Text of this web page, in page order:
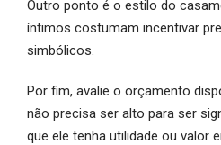
Outro ponto é o estilo do
íntimos costumam incentivar
simbólicos.
Por fim, avalie o orçamento
não precisa ser alto para ser
que ele tenha utilidade ou valor